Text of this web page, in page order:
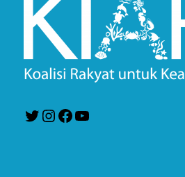
TwitterInstagram
Facebook